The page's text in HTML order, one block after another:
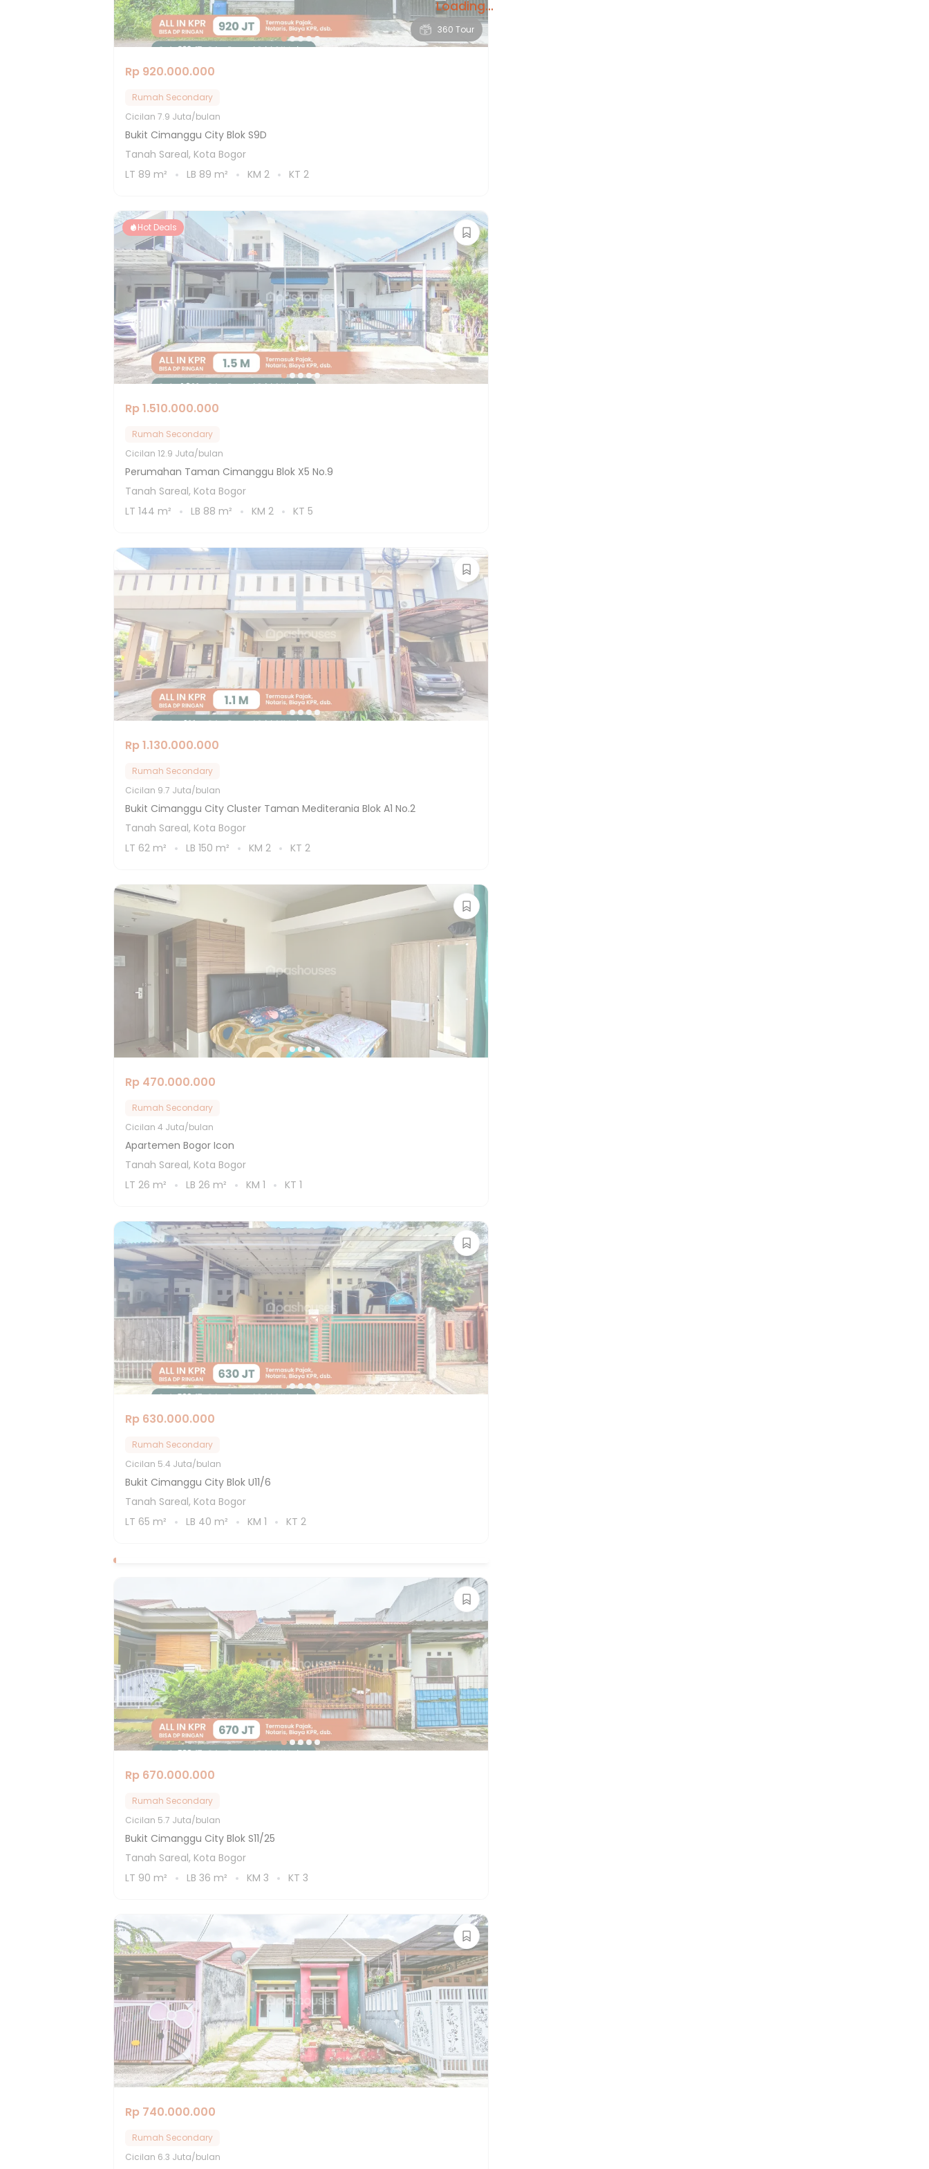
Loading...
360 Tour
Rp 920.000.000
Rumah Secondary
Cicilan 7.9 Juta/bulan
Bukit Cimanggu City Blok S9D
Tanah Sareal, Kota Bogor
LT 89 m² LB 89 m² KM 2 KT 2
Hot Deals
Rp 1.510.000.000
Rumah Secondary
Cicilan 12.9 Juta/bulan
Perumahan Taman Cimanggu Blok X5 No.9
Tanah Sareal, Kota Bogor
LT 144 m² LB 88 m² KM 2 KT 5
Rp 1.130.000.000
Rumah Secondary
Cicilan 9.7 Juta/bulan
Bukit Cimanggu City Cluster Taman Mediterania Blok A1 No.2
Tanah Sareal, Kota Bogor
LT 62 m² LB 150 m² KM 2 KT 2
Rp 470.000.000
Rumah Secondary
Cicilan 4 Juta/bulan
Apartemen Bogor Icon
Tanah Sareal, Kota Bogor
LT 26 m² LB 26 m² KM 1 KT 1
Rp 630.000.000
Rumah Secondary
Cicilan 5.4 Juta/bulan
Bukit Cimanggu City Blok U11/6
Tanah Sareal, Kota Bogor
LT 65 m² LB 40 m² KM 1 KT 2
Rp 670.000.000
Rumah Secondary
Cicilan 5.7 Juta/bulan
Bukit Cimanggu City Blok S11/25
Tanah Sareal, Kota Bogor
LT 90 m² LB 36 m² KM 3 KT 3
Rp 740.000.000
Rumah Secondary
Cicilan 6.3 Juta/bulan